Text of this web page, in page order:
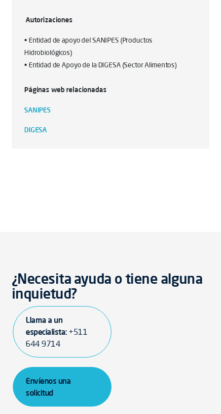
Autorizaciones
• Entidad de apoyo del SANIPES (Productos
Hidrobiológicos)
• Entidad de Apoyo de la DIGESA (Sector Alimentos)
Páginas web relacionadas
SANIPES
DIGESA
¿Necesita ayuda o tiene alguna
inquietud?
Llama a un
especialista: +511
644 9714
Envíenos una
solicitud